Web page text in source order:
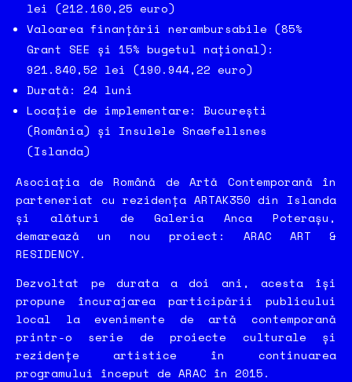
lei (212.160,25 euro)
Valoarea finanțării nerambursabile (85%
Grant SEE și 15% bugetul național):
921.840,52 lei (190.944,22 euro)
Durată: 24 luni
Locație de implementare: București
(România) și Insulele Snaefellsnes
(Islanda)
Asociația de Română de Artă Contemporană în
parteneriat cu rezidența ARTAK350 din Islanda
și alături de Galeria Anca Poterașu,
demarează un nou proiect: ARAC ART &
RESIDENCY.
Dezvoltat pe durata a doi ani, acesta își
propune încurajarea participării publicului
local la evenimente de artă contemporană
printr-o serie de proiecte culturale și
rezidențe artistice în continuarea
programului început de ARAC în 2015.